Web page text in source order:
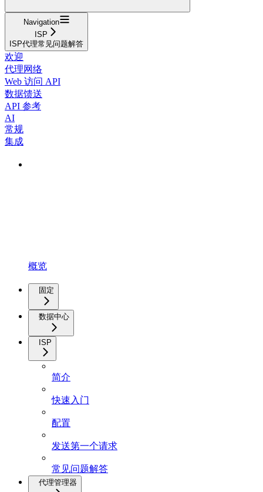
Navigation
ISP
ISP代理常见问题解答
欢迎
代理网络
Web 访问 API
数据馈送
API 参考
AI
常规
集成
概览
固定
数据中心
ISP
简介
快速入门
配置
发送第一个请求
常见问题解答
代理管理器